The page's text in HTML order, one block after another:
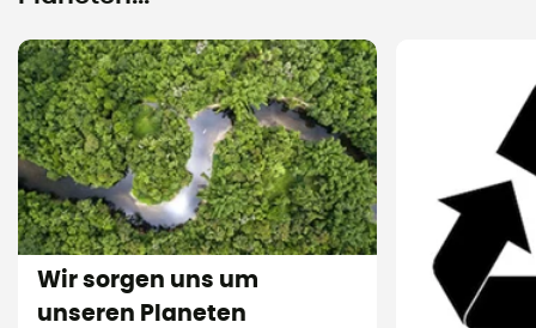
Wir sorgen uns um
unseren Planeten